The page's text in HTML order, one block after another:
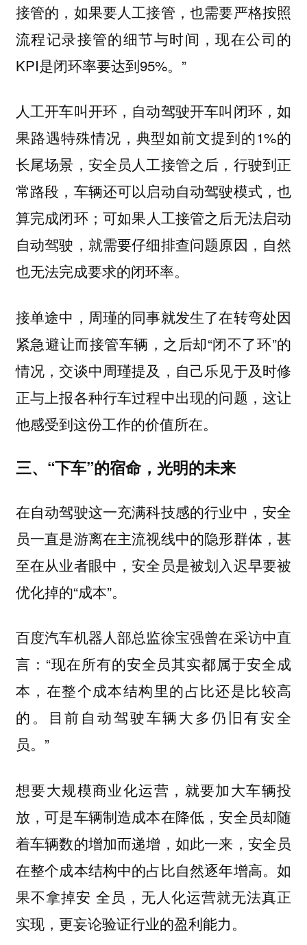
接管的，如果要人工接管，也需要严格按照
流程记录接管的细节与时间，现在公司的
KPI是闭环率要达到95%。”
人工开车叫开环，自动驾驶开车叫闭环，如
果路遇特殊情况，典型如前文提到的1%的
长尾场景，安全员人工接管之后，行驶到正
常路段，车辆还可以启动自动驾驶模式，也
算完成闭环；可如果人工接管之后无法启动
自动驾驶，就需要仔细排查问题原因，自然
也无法完成要求的闭环率。
接单途中，周瑾的同事就发生了在转弯处因
紧急避让而接管车辆，之后却“闭不了环”的
情况，交谈中周瑾提及，自己乐见于及时修
正与上报各种行车过程中出现的问题，这让
他感受到这份工作的价值所在。
三、“下车”的宿命，光明的未来
在自动驾驶这一充满科技感的行业中，安全
员一直是游离在主流视线中的隐形群体，甚
至在从业者眼中，安全员是被划入迟早要被
优化掉的“成本”。
百度汽车机器人部总监徐宝强曾在采访中直
言：“现在所有的安全员其实都属于安全成
本，在整个成本结构里的占比还是比较高
的。目前自动驾驶车辆大多仍旧有安全
员。”
想要大规模商业化运营，就要加大车辆投
放，可是车辆制造成本在降低，安全员却随
着车辆数的增加而递增，如此一来，安全员
在整个成本结构中的占比自然逐年增高。如
果不拿掉安 全员，无人化运营就无法真正
实现，更妄论验证行业的盈利能力。